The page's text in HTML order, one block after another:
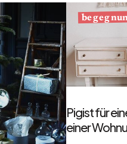
Pigist für
einer